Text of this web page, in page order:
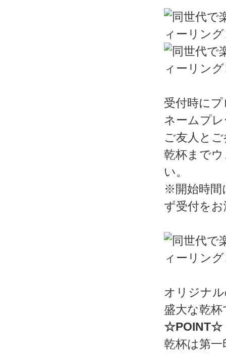
受付時に
ネームプ
ご友人と
乾杯まで
い。
※開始時間
ず受付を
オリジナ
盛大な乾
☆POINT☆
乾杯は第